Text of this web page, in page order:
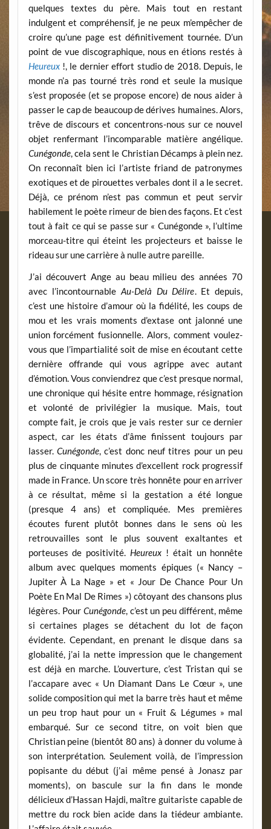
quelques textes du père. Mais tout en restant
indulgent et compréhensif, je ne peux m’empêcher de
croire qu’une page est définitivement tournée. D’un
point de vue discographique, nous en étions restés à
Heureux!, le dernier effort studio de 2018. Depuis, le
monde n’a pas tourné très rond et seule la musique
s’est proposée (et se propose encore) de nous aider à
passer le cap de beaucoup de dérives humaines. Alors,
trêve de discours et concentrons-nous sur ce nouvel
objet renfermant l’incomparable matière angélique.
Cunégonde, cela sent le Christian Décamps à plein nez.
On reconnaît bien ici l’artiste friand de patronymes
exotiques et de pirouettes verbales dont il a le secret.
Déjà, ce prénom n’est pas commun et peut servir
habilement le poète rimeur de bien des façons. Et c’est
tout à fait ce qui se passe sur « Cunégonde », l’ultime
morceau-titre qui éteint les projecteurs et baisse le
rideau sur une carrière à nulle autre pareille.
J’ai découvert Ange au beau milieu des années 70
avec l’incontournable Au-Delà Du Délire. Et depuis,
c’est une histoire d’amour où la fidélité, les coups de
mou et les vrais moments d’extase ont jalonné une
union forcément fusionnelle. Alors, comment voulez-
vous que l’impartialité soit de mise en écoutant cette
dernière offrande qui vous agrippe avec autant
d’émotion. Vous conviendrez que c’est presque normal,
une chronique qui hésite entre hommage, résignation
et volonté de privilégier la musique. Mais, tout
compte fait, je crois que je vais rester sur ce dernier
aspect, car les états d’âme finissent toujours par
lasser. Cunégonde, c’est donc neuf titres pour un peu
plus de cinquante minutes d’excellent rock progressif
made in France. Un score très honnête pour en arriver
à ce résultat, même si la gestation a été longue
(presque 4 ans) et compliquée. Mes premières
écoutes furent plutôt bonnes dans le sens où les
retrouvailles sont le plus souvent exaltantes et
porteuses de positivité. Heureux ! était un honnête
album avec quelques moments épiques (« Nancy –
Jupiter À La Nage » et « Jour De Chance Pour Un
Poète En Mal De Rimes ») côtoyant des chansons plus
légères. Pour Cunégonde, c’est un peu différent, même
si certaines plages se détachent du lot de façon
évidente. Cependant, en prenant le disque dans sa
globalité, j’ai la nette impression que le changement
est déjà en marche. L’ouverture, c’est Tristan qui se
l’accapare avec « Un Diamant Dans Le Cœur », une
solide composition qui met la barre très haut et même
un peu trop haut pour un « Fruit & Légumes » mal
embarqué. Sur ce second titre, on voit bien que
Christian peine (bientôt 80 ans) à donner du volume à
son interprétation. Seulement voilà, de l’impression
popisante du début (j’ai même pensé à Jonasz par
moments), on bascule sur la fin dans le monde
délicieux d’Hassan Hajdi, maître guitariste capable de
mettre du rock bien acide dans la tiédeur ambiante.